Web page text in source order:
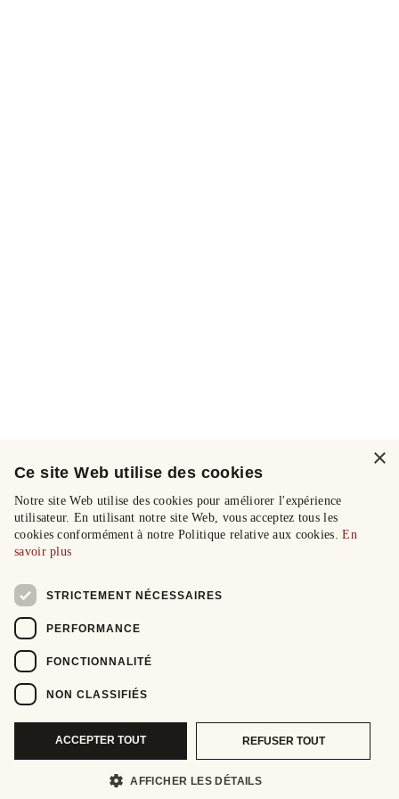
×
Ce site Web utilise des cookies
Notre site Web utilise des cookies pour améliorer l'expérience
utilisateur. En utilisant notre site Web, vous acceptez tous les
cookies conformément à notre Politique relative aux cookies.En
savoir plus
STRICTEMENT NÉCESSAIRES
PERFORMANCE
FONCTIONNALITÉ
NON CLASSIFIÉS
ACCEPTER TOUT REFUSER TOUT
AFFICHER LES DÉTAILS